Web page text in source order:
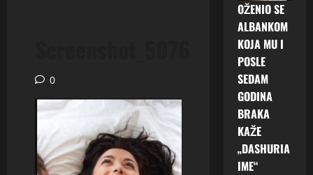
0
OŽENIO SE
ALBANKOM
KOJA MU I
POSLE
SEDAM
GODINA
BRAKA
KAŽE
„DASHURIA
IME“